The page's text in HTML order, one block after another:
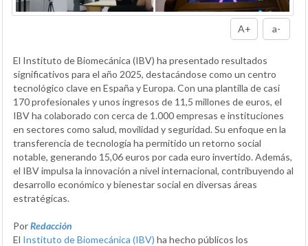
A+ a-
El Instituto de Biomecánica (IBV) ha presentado resultados
significativos para el año 2025, destacándose como un centro
tecnológico clave en España y Europa. Con una plantilla de casi
170 profesionales y unos ingresos de 11,5 millones de euros, el
IBV ha colaborado con cerca de 1.000 empresas e instituciones
en sectores como salud, movilidad y seguridad. Su enfoque en la
transferencia de tecnología ha permitido un retorno social
notable, generando 15,06 euros por cada euro invertido. Además,
el IBV impulsa la innovación a nivel internacional, contribuyendo al
desarrollo económico y bienestar social en diversas áreas
estratégicas.
PorRedacción
El Instituto de Biomecánica (IBV) ha hecho públicos los